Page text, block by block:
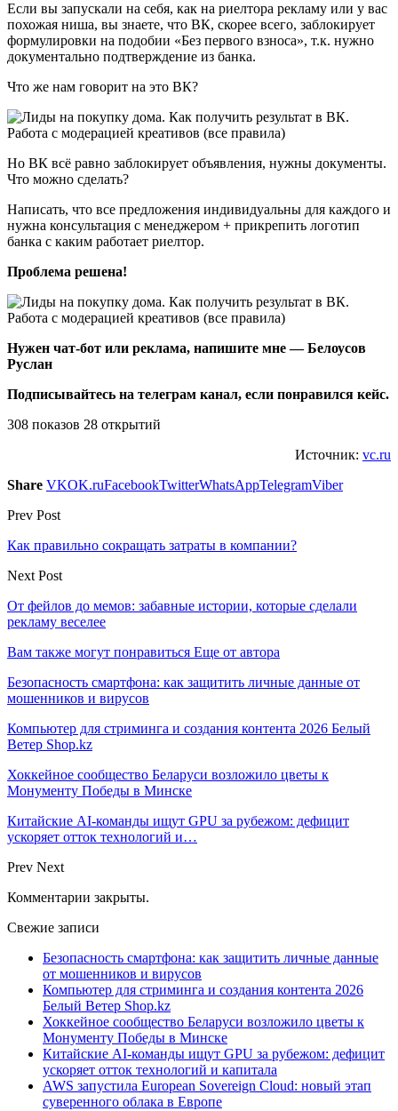
Если вы запускали на себя, как на риелтора рекламу или у вас
похожая ниша, вы знаете, что ВК, скорее всего, заблокирует
формулировки на подобии «Без первого взноса», т.к. нужно
документально подтверждение из банка.
Что же нам говорит на это ВК?
Но ВК всё равно заблокирует объявления, нужны документы.
Что можно сделать?
Написать, что все предложения индивидуальны для каждого и
нужна консультация с менеджером + прикрепить логотип
банка с каким работает риелтор.
Проблема решена!
Нужен чат-бот или реклама, напишите мне — Белоусов
Руслан
Подписывайтесь на телеграм канал, если понравился кейс.
308 показов 28 открытий
Источник: vc.ru
Share VKOK.ruFacebookTwitterWhatsAppTelegramViber
Prev Post
Как правильно сокращать затраты в компании?
Next Post
От фейлов до мемов: забавные истории, которые сделали
рекламу веселее
Вам также могут понравиться Еще от автора
Безопасность смартфона: как защитить личные данные от
мошенников и вирусов
Компьютер для стриминга и создания контента 2026 Белый
Ветер Shop.kz
Хоккейное сообщество Беларуси возложило цветы к
Монументу Победы в Минске
Китайские AI-команды ищут GPU за рубежом: дефицит
ускоряет отток технологий и…
Prev Next
Комментарии закрыты.
Свежие записи
Безопасность смартфона: как защитить личные данные
от мошенников и вирусов
Компьютер для стриминга и создания контента 2026
Белый Ветер Shop.kz
Хоккейное сообщество Беларуси возложило цветы к
Монументу Победы в Минске
Китайские AI-команды ищут GPU за рубежом: дефицит
ускоряет отток технологий и капитала
AWS запустила European Sovereign Cloud: новый этап
суверенного облака в Европе